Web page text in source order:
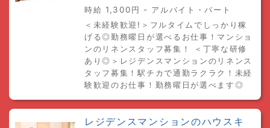
時給 1,300円 - アルバイト・パート
＜未経験歓迎!＞フルタイムでしっかり稼
げる◎勤務曜日が選べるお仕事！マンショ
ンのリネンスタッフ募集！ ＜丁寧な研修
あり◎＞レジデンスマンションのリネンス
タッフ募集！駅チカで通勤ラクラク！未経
験歓迎のお仕事！勤務曜日が選べます◎
レジデンスマンションのハウスキ